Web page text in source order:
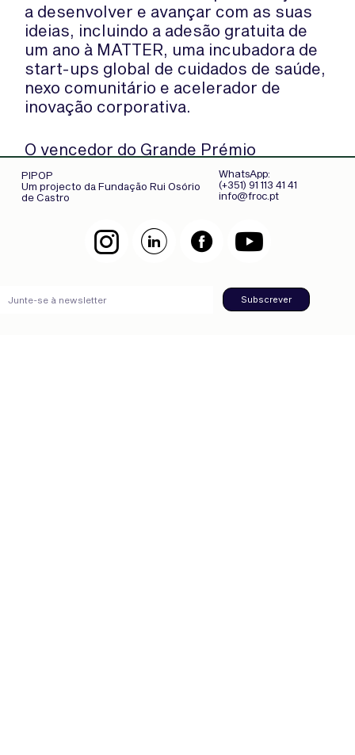
a desenvolver e avançar com as suas
ideias, incluindo a adesão gratuita de
um ano à MATTER, uma incubadora de
start-ups global de cuidados de saúde,
nexo comunitário e acelerador de
inovação corporativa.
O vencedor do Grande Prémio
receberá ainda apoio prático, e
beneficiar do conhecimento
especializado e recursos da Slalom,
uma empresa de consultoria global
focada em estratégia, tecnologia e
O C3 Prize está aberto a candidatos até
PIPOP
Um projecto da Fundação Rui Osório
de Castro
WhatsApp:
(+351) 91 113 41 41
info@froc.pt
Subscrever